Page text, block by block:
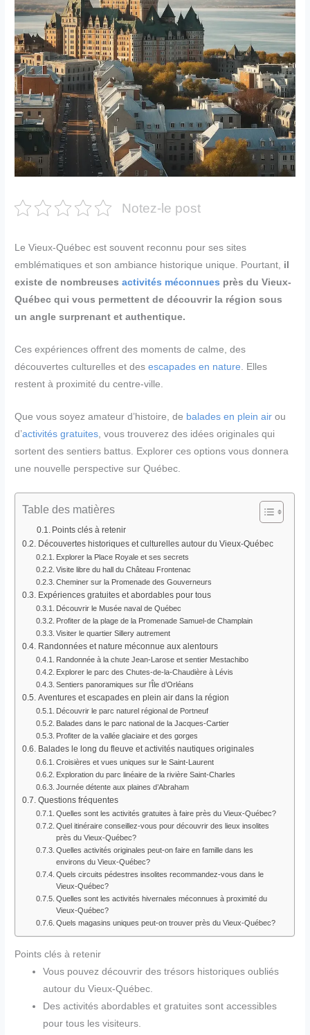
Notez-le post
Le Vieux-Québec est souvent reconnu pour ses sites
emblématiques et son ambiance historique unique. Pourtant, il
existe de nombreusesactivités méconnues près du Vieux-
Québec qui vous permettent de découvrir la région sous
un angle surprenant et authentique.
Ces expériences offrent des moments de calme, des
découvertes culturelles et desescapades en nature. Elles
restent à proximité du centre-ville.
Que vous soyez amateur d’histoire, de balades en plein air ou
d’activités gratuites , vous trouverez des idées originales qui
sortent des sentiers battus. Explorer ces options vous donnera
une nouvelle perspective sur Québec.
Table des matières
Points clés à retenir
Découvertes historiques et culturelles autour du Vieux-Québec
Explorer la Place Royale et ses secrets
Visite libre du hall du Château Frontenac
Cheminer sur la Promenade des Gouverneurs
Expériences gratuites et abordables pour tous
Découvrir le Musée naval de Québec
Profiter de la plage de la Promenade Samuel-de Champlain
Visiter le quartier Sillery autrement
Randonnées et nature méconnue aux alentours
Randonnée à la chute Jean-Larose et sentier Mestachibo
Explorer le parc des Chutes-de-la-Chaudière à Lévis
Sentiers panoramiques sur l’Île d’Orléans
Aventures et escapades en plein air dans la région
Découvrir le parc naturel régional de Portneuf
Balades dans le parc national de la Jacques-Cartier
Profiter de la vallée glaciaire et des gorges
Balades le long du fleuve et activités nautiques originales
Croisières et vues uniques sur le Saint-Laurent
Exploration du parc linéaire de la rivière Saint-Charles
Journée détente aux plaines d’Abraham
Questions fréquentes
Quelles sont les activités gratuites à faire près du Vieux-Québec?
Quel itinéraire conseillez-vous pour découvrir des lieux insolites
près du Vieux-Québec?
Quelles activités originales peut-on faire en famille dans les
environs du Vieux-Québec?
Quels circuits pédestres insolites recommandez-vous dans le
Vieux-Québec?
Quelles sont les activités hivernales méconnues à proximité du
Vieux-Québec?
Quels magasins uniques peut-on trouver près du Vieux-Québec?
Points clés à retenir
Vous pouvez découvrir des trésors historiques oubliés
autour du Vieux-Québec.
Des activités abordables et gratuites sont accessibles
pour tous les visiteurs.